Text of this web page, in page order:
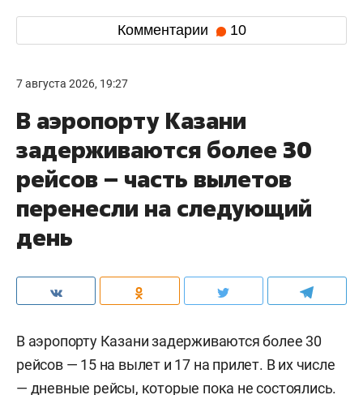
Комментарии 10
7 августа 2026, 19:27
В аэропорту Казани
задерживаются более 30
рейсов – часть вылетов
перенесли на следующий
день
В аэропорту Казани задерживаются более 30
рейсов — 15 на вылет и 17 на прилет. В их числе
— дневные рейсы, которые пока не состоялись.